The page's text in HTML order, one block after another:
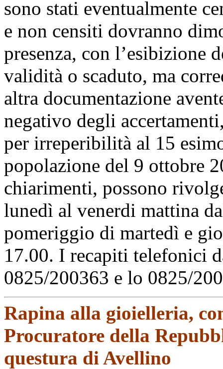
sono stati eventualmente
e non censiti dovranno
presenza, con
validità o scaduto, ma
altra documentazione
negativo degli
per irreperibilità al 15
popolazione del 9 ottobre
chiarimenti, possono
lunedì al venerdi mattina
pomeriggio di martedì e
17.00. I recapiti telefonici
0825/200363 e lo 0825/
Rapina alla gioielleria,
Procuratore della
questura di Avellino